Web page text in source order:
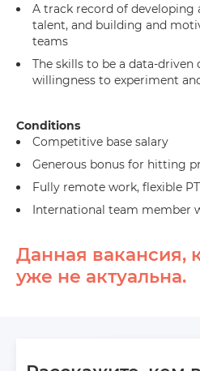
A track record of
talent, and building and
teams
The skills to be a data-driven
willingness to experiment
Conditions
Competitive base salary
Generous bonus for hitting
Fully remote work, flexible
International team member
Данная вакансия,
уже не актуальна.